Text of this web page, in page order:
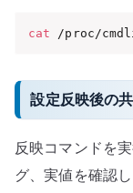
cat /proc/
設定反映後の
反映コマンドを
グ、実値を確認し